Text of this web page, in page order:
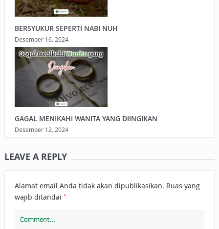
BERSYUKUR SEPERTI NABI NUH
Desember 16, 2024
GAGAL MENIKAHI WANITA YANG DIINGIKAN
Desember 12, 2024
LEAVE A REPLY
Alamat email Anda tidak akan dipublikasikan. Ruas yang
wajib ditandai *